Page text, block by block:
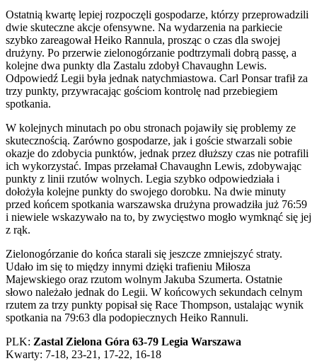
Ostatnią kwartę lepiej rozpoczęli gospodarze, którzy przeprowadzili
dwie skuteczne akcje ofensywne. Na wydarzenia na parkiecie
szybko zareagował Heiko Rannula, prosząc o czas dla swojej
drużyny. Po przerwie zielonogórzanie podtrzymali dobrą passę, a
kolejne dwa punkty dla Zastalu zdobył Chavaughn Lewis.
Odpowiedź Legii była jednak natychmiastowa. Carl Ponsar trafił za
trzy punkty, przywracając gościom kontrolę nad przebiegiem
spotkania.
W kolejnych minutach po obu stronach pojawiły się problemy ze
skutecznością. Zarówno gospodarze, jak i goście stwarzali sobie
okazje do zdobycia punktów, jednak przez dłuższy czas nie potrafili
ich wykorzystać. Impas przełamał Chavaughn Lewis, zdobywając
punkty z linii rzutów wolnych. Legia szybko odpowiedziała i
dołożyła kolejne punkty do swojego dorobku. Na dwie minuty
przed końcem spotkania warszawska drużyna prowadziła już 76:59
i niewiele wskazywało na to, by zwycięstwo mogło wymknąć się jej
z rąk.
Zielonogórzanie do końca starali się jeszcze zmniejszyć straty.
Udało im się to między innymi dzięki trafieniu Miłosza
Majewskiego oraz rzutom wolnym Jakuba Szumerta. Ostatnie
słowo należało jednak do Legii. W końcowych sekundach celnym
rzutem za trzy punkty popisał się Race Thompson, ustalając wynik
spotkania na 79:63 dla podopiecznych Heiko Rannuli.
PLK: Zastal Zielona Góra 63-79 Legia Warszawa
Kwarty: 7-18, 23-21, 17-22, 16-18